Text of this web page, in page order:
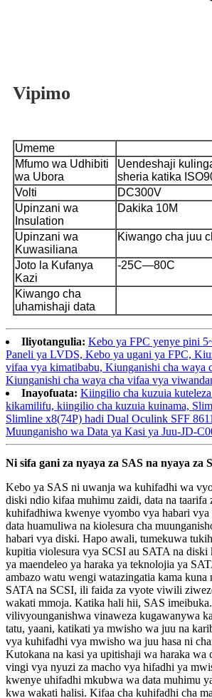
Vipimo
Umeme
Mfumo wa Udhibiti
wa Ubora
Uendeshaji
sheria katika
Volti
DC300V
Upinzani wa
Insulation
Dakika 10M
Upinzani wa
Kuwasiliana
Kiwango cha juu
Joto la Kufanya
Kazi
-25C—80C
Kiwango cha
uhamishaji data
Iliyotangulia: Kebo ya FPC yenye pini
Paneli ya LVDS, Kebo ya ugani ya FPC,
vifaa vya kimatibabu, Kiunganishi cha waya
Kiunganishi cha waya cha vifaa vya
Inayofuata: Kiingilio cha kuzuia
kikamilifu, kiingilio cha kuzuia kuinama,
Slimline x8(74P) hadi Dual Oculink SFF
Muunganisho wa Data ya Kasi ya Juu-JD-
Ni sifa gani za nyaya za SAS na nyaya za
Kebo ya SAS ni uwanja wa kuhifadhi wa
diski ndio kifaa muhimu zaidi, data na taarifa
kuhifadhiwa kwenye vyombo vya habari vya
data huamuliwa na kiolesura cha
habari vya diski. Hapo awali, tumekuwa
kupitia violesura vya SCSI au SATA na diski
ya maendeleo ya haraka ya teknolojia ya
ambazo watu wengi watazingatia kama kuna
SATA na SCSI, ili faida za vyote viwili
wakati mmoja. Katika hali hii, SAS
vilivyounganishwa vinaweza kugawanywa
tatu, yaani, katikati ya mwisho wa juu na
vya kuhifadhi vya mwisho wa juu hasa ni
Kutokana na kasi ya upitishaji wa haraka wa
vingi vya nyuzi za macho vya hifadhi ya
kwenye uhifadhi mkubwa wa data muhimu
kwa wakati halisi. Kifaa cha kuhifadhi cha